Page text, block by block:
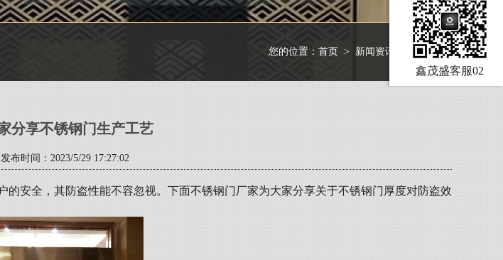
您的位置： 首页 > 新闻资讯 行业资讯
分享不锈钢门生产工艺
布时间：2023/5/29 17:27:02
安全，其防盗性能不容忽视。下面不锈钢门厂家为大家分享关于不锈钢门厚度对防盗效
鑫茂盛客服02